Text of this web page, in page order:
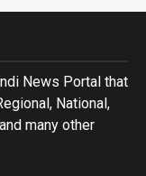
News Portal that
National,
many other